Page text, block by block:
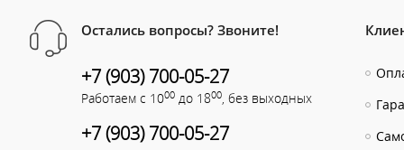
Остались вопросы? Звоните!
+7 (903) 700-05-27
Работаем с 1000 до 1800 , без выходных
+7 (903) 700-05-27